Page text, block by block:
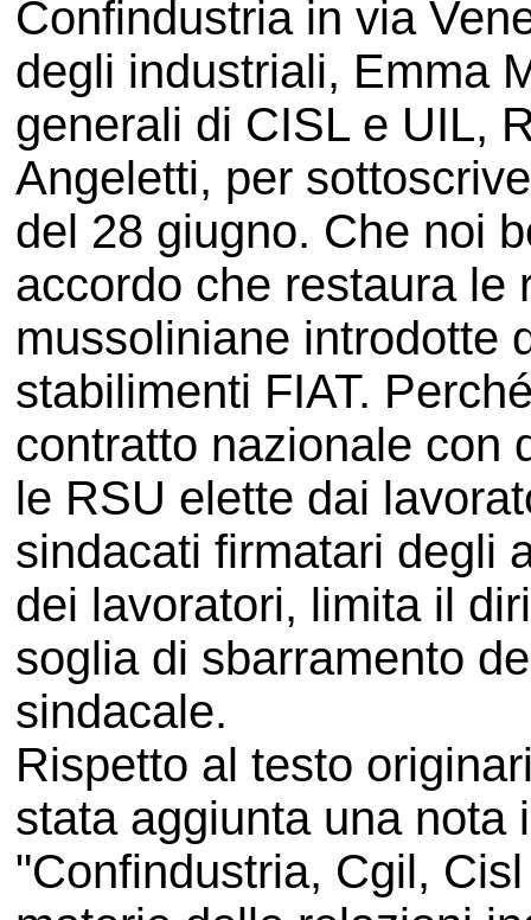
Confindustria in via
degli industriali, Emma
generali di CISL e UIL,
Angeletti, per
del 28 giugno. Che noi
accordo che restaura le
mussoliniane introdotte
stabilimenti FIAT.
contratto nazionale con
le RSU elette dai
sindacati firmatari degli
dei lavoratori, limita il
soglia di sbarramento
sindacale.
Rispetto al testo
stata aggiunta una nota
"Confindustria, Cgil,